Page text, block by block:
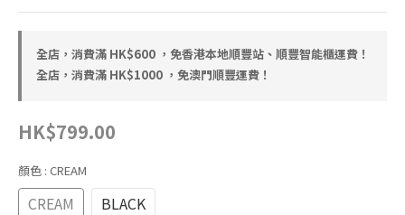
全店，消費滿 HK$600 ，免香港本地順豐站、順豐智能櫃運費！
全店，消費滿 HK$1000 ，免澳門順豐運費！
HK$799.00
顏色 : CREAM
CREAM BLACK